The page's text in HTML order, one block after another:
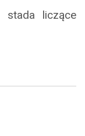
stada liczące